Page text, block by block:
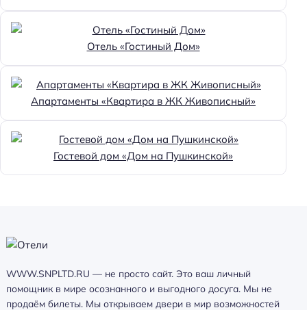
Отель «Гостиный Дом»
Апартаменты «Квартира в ЖК Живописный»
Гостевой дом «Дом на Пушкинской»
WWW.SNPLTD.RU — не просто сайт. Это ваш личный
помощник в мире осознанного и выгодного досуга. Мы не
продаём билеты. Мы открываем двери в мир возможностей